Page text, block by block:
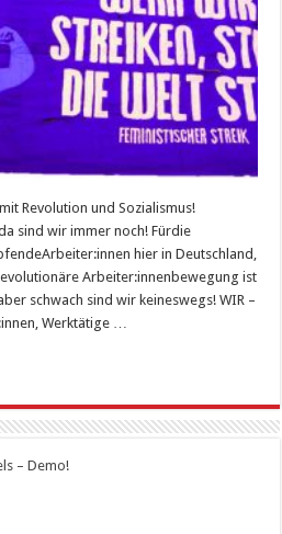
Revolution und Sozialismus!
sind wir immer noch! Fürdie
hier in Deutschland,
Arbeiter:innenbewegung ist
schwach sind wir keineswegs! WIR –
Werktätige …
– Demo!